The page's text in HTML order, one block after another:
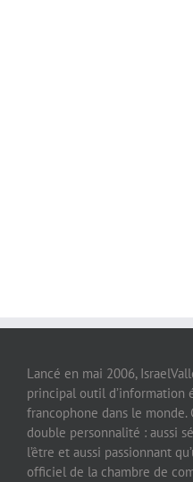
Lancé en mai 2006,
principal outil d’information
francophone dans le monde.
double personnalité : aussi
l’être et aussi passionnant
officiel de la chambre de